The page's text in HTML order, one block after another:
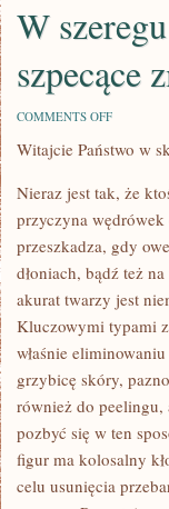
W
szpecące
COMMENTS OFFON
SZEREGU
TAK,
ŻE
MA
SZPECĄCE
ZMIANY
SKÓRNE
Witajcie Państwo w
Nieraz jest tak, że
przyczyna
przeszkadza, gdy
dłoniach, bądź też
akurat twarzy jest
Kluczowymi typami
właśnie
grzybicę skóry,
również do peelingu,
pozbyć się w ten
figur ma kolosalny
celu usunięcia